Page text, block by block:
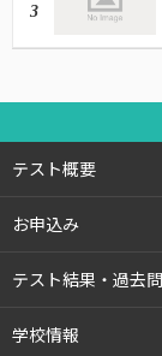
3
テスト概要
お申込み
テスト結果・過去問
学校情報